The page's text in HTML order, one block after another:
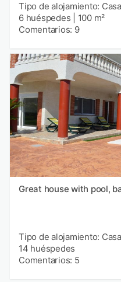
Tipo de alojamiento: Casa
6 huéspedes
100 m²
Comentarios: 9
Great house with pool,
Tipo de alojamiento: Casa
14 huéspedes
Comentarios: 5